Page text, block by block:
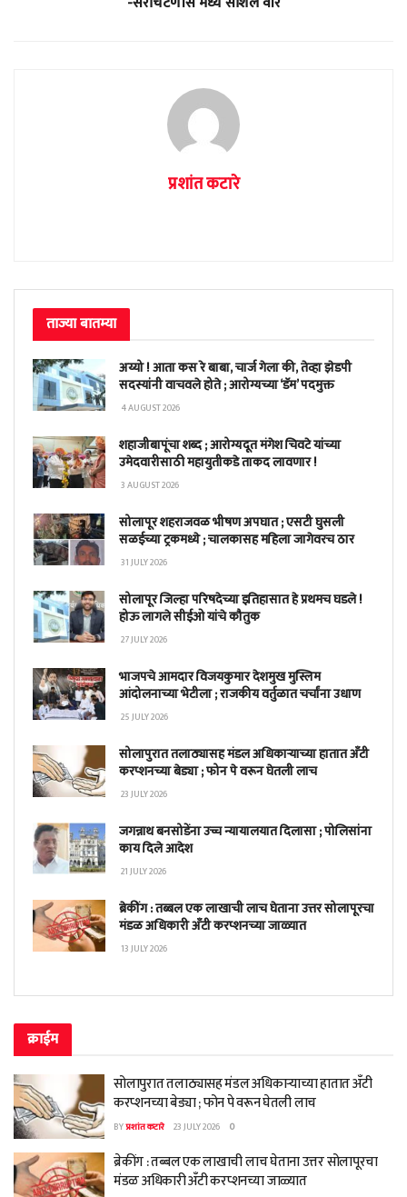
प्रशांत कटारे
ताज्या बातम्या
अय्यो ! आता कस रे बाबा, चार्ज गेला की, तेव्हा झेडपी
सदस्यांनी वाचवले होते ; आरोग्यच्या ‘डॅम’ पदमुक्त
4 AUGUST 2026
शहाजीबापूंचा शब्द ; आरोग्यदूत मंगेश चिवटे यांच्या
उमेदवारीसाठी महायुतीकडे ताकद लावणार !
3 AUGUST 2026
सोलापूर शहराजवळ भीषण अपघात ; एसटी घुसली
सळईच्या ट्रकमध्ये ; चालकासह महिला जागेवरच ठार
31 JULY 2026
सोलापूर जिल्हा परिषदेच्या इतिहासात हे प्रथमच घडले !
होऊ लागले सीईओ यांचे कौतुक
27 JULY 2026
भाजपचे आमदार विजयकुमार देशमुख मुस्लिम
आंदोलनाच्या भेटीला ; राजकीय वर्तुळात चर्चांना उधाण
25 JULY 2026
सोलापुरात तलाठ्यासह मंडल अधिकाऱ्याच्या हातात अँटी
करप्शनच्या बेड्या ; फोन पे वरून घेतली लाच
23 JULY 2026
जगन्नाथ बनसोडेंना उच्च न्यायालयात दिलासा ; पोलिसांना
काय दिले आदेश
21 JULY 2026
ब्रेकींग : तब्बल एक लाखाची लाच घेताना उत्तर सोलापूरचा
मंडळ अधिकारी अँटी करप्शनच्या जाळ्यात
13 JULY 2026
क्राईम
सोलापुरात तलाठ्यासह मंडल अधिकाऱ्याच्या हातात अँटी
करप्शनच्या बेड्या ; फोन पे वरून घेतली लाच
BYप्रशांत कटारे 23 JULY 2026 0
ब्रेकींग : तब्बल एक लाखाची लाच घेताना उत्तर सोलापूरचा
मंडळ अधिकारी अँटी करप्शनच्या जाळ्यात